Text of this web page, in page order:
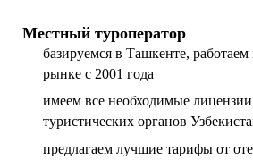
Местный туроператор
базируемся в Ташкенте,
рынке с 2001 года
имеем все необходимые
туристических органов
предлагаем лучшие тарифы от